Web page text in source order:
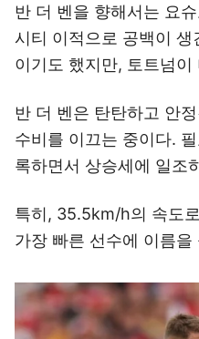
반 더 벤을 향해서는 요
시티 이적으로 공백이 생
이기도 했지만, 토트넘이
반 더 벤은 탄탄하고 안
수비를 이끄는 중이다.
록하면서 상승세에 일조
특히, 35.5km/h의 속도
가장 빠른 선수에 이름을